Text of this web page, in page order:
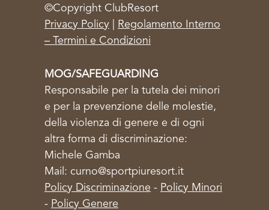
©Copyright ClubResort
Privacy Policy
Regolamento Interno
– Termini e Condizioni
MOG/SAFEGUARDING
Responsabile per la tutela dei minori
e per la prevenzione delle molestie,
della violenza di genere e di ogni
altra forma di discriminazione:
Michele Gamba
Mail: curno@sportpiuresort.it
Policy Discriminazione - Policy Minori
- Policy Genere